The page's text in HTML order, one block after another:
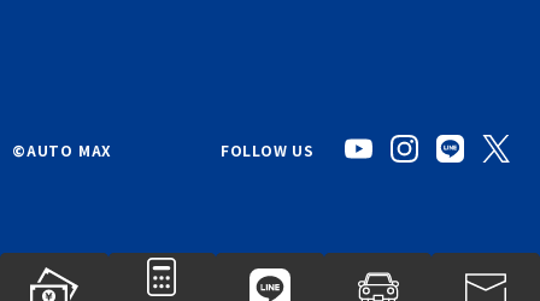
©︎AUTO MAX FOLLOW US